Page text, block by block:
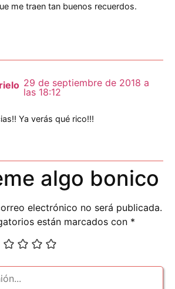
me traen tan buenos recuerdos.
29 de septiembre de 2018 a
las 18:12
Ya verás qué rico!!!
algo bonico
electrónico no será publicada.
están marcados con *